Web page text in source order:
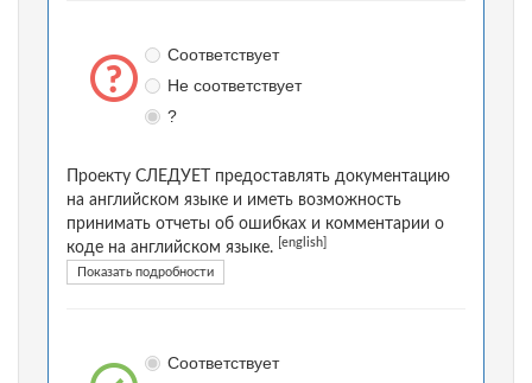
Соответствует
Не соответствует
?
Проекту СЛЕДУЕТ предоставлять документацию
на английском языке и иметь возможность
принимать отчеты об ошибках и комментарии о
коде на английском языке.
[english]
Показать подробности
Соответствует